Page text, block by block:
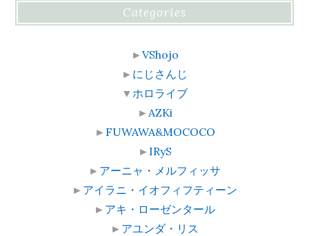
Categories
►VShojo
► にじさんじ
▼ ホロライブ
► AZKi
► FUWAWA&MOCOCO
► IRyS
► アーニャ・メルフィッサ
► アイラニ・イオフィフティーン
► アキ・ローゼンタール
► アユンダ・リス